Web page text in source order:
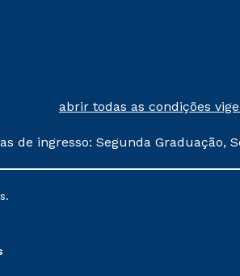
abrir todas as condições
de ingresso: Segunda Graduação,
nos períodos de